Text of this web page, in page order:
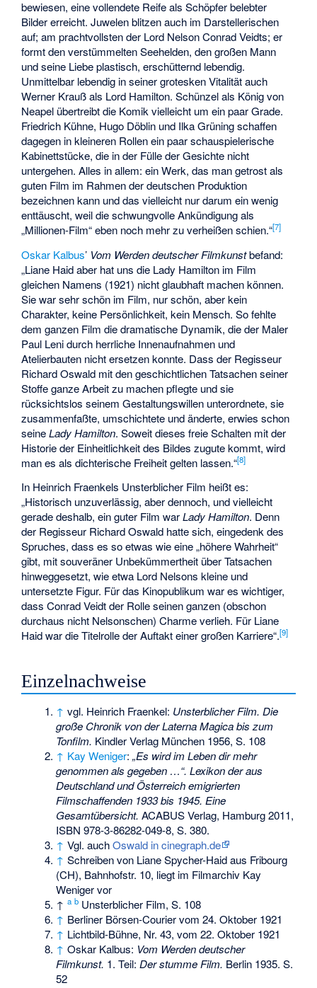
bewiesen, eine vollendete Reife als Schöpfer belebter
Bilder erreicht. Juwelen blitzen auch im Darstellerischen
auf; am prachtvollsten der Lord Nelson Conrad Veidts; er
formt den verstümmelten Seehelden, den großen Mann
und seine Liebe plastisch, erschütternd lebendig.
Unmittelbar lebendig in seiner grotesken Vitalität auch
Werner Krauß als Lord Hamilton. Schünzel als König von
Neapel übertreibt die Komik vielleicht um ein paar Grade.
Friedrich Kühne, Hugo Döblin und Ilka Grüning schaffen
dagegen in kleineren Rollen ein paar schauspielerische
Kabinettstücke, die in der Fülle der Gesichte nicht
untergehen. Alles in allem: ein Werk, das man getrost als
guten Film im Rahmen der deutschen Produktion
bezeichnen kann und das vielleicht nur darum ein wenig
enttäuscht, weil die schwungvolle Ankündigung als
„Millionen-Film“ eben noch mehr zu verheißen schien.“[7]
Oskar Kalbus’ Vom Werden deutscher Filmkunstbefand:
„Liane Haid aber hat uns die Lady Hamilton im Film
gleichen Namens (1921) nicht glaubhaft machen können.
Sie war sehr schön im Film, nur schön, aber kein
Charakter, keine Persönlichkeit, kein Mensch. So fehlte
dem ganzen Film die dramatische Dynamik, die der Maler
Paul Leni durch herrliche Innenaufnahmen und
Atelierbauten nicht ersetzen konnte. Dass der Regisseur
Richard Oswald mit den geschichtlichen Tatsachen seiner
Stoffe ganze Arbeit zu machen pflegte und sie
rücksichtslos seinem Gestaltungswillen unterordnete, sie
zusammenfaßte, umschichtete und änderte, erwies schon
seineLady Hamilton. Soweit dieses freie Schalten mit der
Historie der Einheitlichkeit des Bildes zugute kommt, wird
man es als dichterische Freiheit gelten lassen.“[8]
In Heinrich Fraenkels Unsterblicher Film heißt es:
„Historisch unzuverlässig, aber dennoch, und vielleicht
gerade deshalb, ein guter Film warLady Hamilton. Denn
der Regisseur Richard Oswald hatte sich, eingedenk des
Spruches, dass es so etwas wie eine „höhere Wahrheit“
gibt, mit souveräner Unbekümmertheit über Tatsachen
hinweggesetzt, wie etwa Lord Nelsons kleine und
untersetzte Figur. Für das Kinopublikum war es wichtiger,
dass Conrad Veidt der Rolle seinen ganzen (obschon
durchaus nicht Nelsonschen) Charme verlieh. Für Liane
Haid war die Titelrolle der Auftakt einer großen Karriere“.[9]
Einzelnachweise
↑ vgl. Heinrich Fraenkel: Unsterblicher Film. Die
große Chronik von der Laterna Magica bis zum
Tonfilm. Kindler Verlag München 1956, S. 108
↑ Kay Weniger:„Es wird im Leben dir mehr
genommen als gegeben …“. Lexikon der aus
Deutschland und Österreich emigrierten
Filmschaffenden 1933 bis 1945. Eine
Gesamtübersicht. ACABUS Verlag, Hamburg 2011,
ISBN 978-3-86282-049-8, S. 380.
↑ Vgl. auchOswald in cinegraph.de
↑ Schreiben von Liane Spycher-Haid aus Fribourg
(CH), Bahnhofstr. 10, liegt im Filmarchiv Kay
Weniger vor
↑a b Unsterblicher Film, S. 108
↑ Berliner Börsen-Courier vom 24. Oktober 1921
↑ Lichtbild-Bühne, Nr. 43, vom 22. Oktober 1921
↑ Oskar Kalbus: Vom Werden deutscher
Filmkunst. 1. Teil:Der stumme Film. Berlin 1935. S.
52